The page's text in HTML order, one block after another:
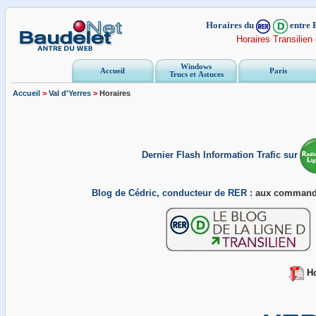
Horaires du
entre
Horaires
Accueil
Windows
Trucs et Astuces
Paris
Accueil > Val d'Yerres > Horaires
Dernier Flash Information Trafic sur
Blog de Cédric, conducteur de RER : aux